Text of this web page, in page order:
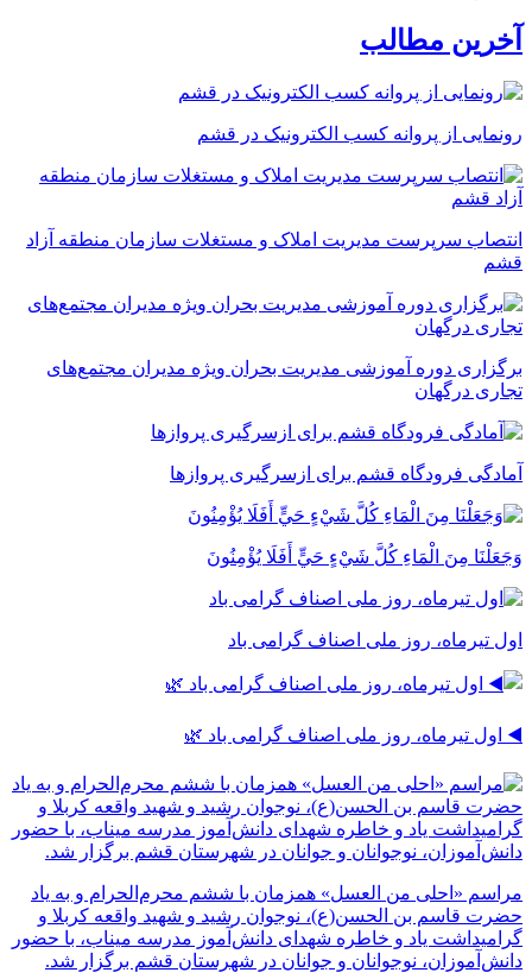
آخرین مطالب
رونمایی از پروانه کسب الکترونیک در قشم
انتصاب سرپرست مدیریت املاک و مستغلات سازمان منطقه آزاد
قشم
برگزاری دوره آموزشی مدیریت بحران ویژه مدیران مجتمع‌های
تجاری درگهان
آمادگی فرودگاه قشم برای ازسرگیری پروازها
وَجَعَلْنَا مِنَ الْمَاءِ كُلَّ شَيْءٍ حَيٍّ أَفَلَا يُؤْمِنُونَ
اول تیرماه، روز ملی اصناف گرامی باد
◀️ اول تیرماه، روز ملی اصناف گرامی باد 🌿
مراسم «احلی من العسل» همزمان با ششم محرم‌الحرام و به یاد
حضرت قاسم بن الحسن(ع)، نوجوان رشید و شهید واقعه کربلا و
گرامیداشت یاد و خاطره شهدای دانش‌آموز مدرسه میناب، با حضور
دانش‌آموزان، نوجوانان و جوانان در شهرستان قشم برگزار شد.